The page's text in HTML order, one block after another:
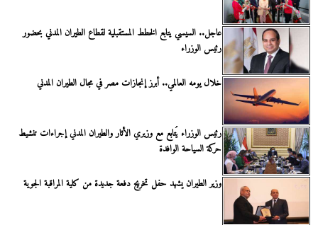
عاجل.. السيسي يتابع الخطط المستقبلية لقطاع الطيران المدني بحضور
رئيس الوزراء
خلال يومه العالمي.. أبرز إنجازات مصر في مجال الطيران المدني
رئيس الوزراء يُتابع مع وزيري الأثار والطيران المدني إجراءات تنشيط
حركة السياحة الوافدة
وزير الطيران يشهد حفل تخريج دفعة جديدة من كلية المراقبة الجوية